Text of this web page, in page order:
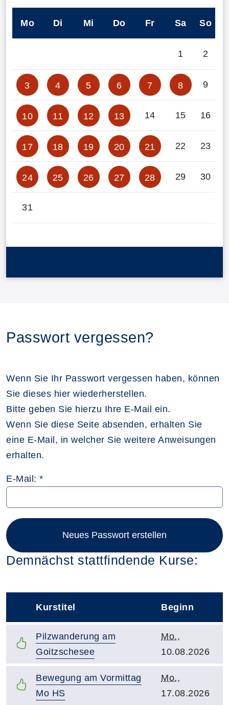
Mo Di Mi Do Fr Sa So
1 2
3 4 5 6 7 8 9
10 11 12 13 14 15 16
17 18 19 20 21 22 23
24 25 26 27 28 29 30
31
Passwort vergessen?
Wenn Sie Ihr Passwort vergessen haben, können
Sie dieses hier wiederherstellen.
Bitte geben Sie hierzu Ihre E-Mail ein.
Wenn Sie diese Seite absenden, erhalten Sie
eine E-Mail, in welcher Sie weitere Anweisungen
erhalten.
E-Mail: *
Neues Passwort erstellen
Demnächst stattfindende Kurse:
Kurstitel Beginn
Kurstitel:
Pilzwanderung am
Goitzschesee
Kursbeginn:
Mo.,
10.08.2026
Kurstitel:
Bewegung am Vormittag
Mo HS
Kursbeginn:
Mo.,
17.08.2026